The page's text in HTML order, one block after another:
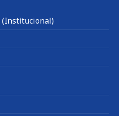
(Institucional)